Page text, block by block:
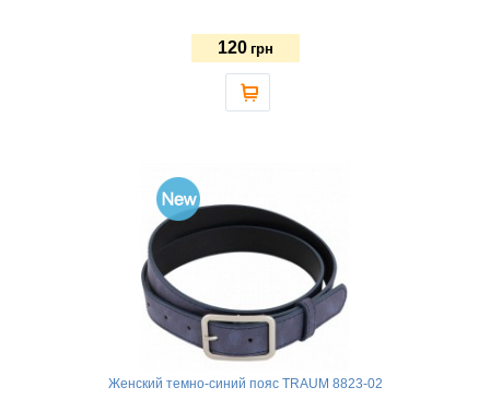
120 грн
Женский темно-синий пояс TRAUM 8823-02